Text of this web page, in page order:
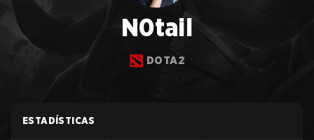
N0tail
DOTA2
ESTADÍSTICAS